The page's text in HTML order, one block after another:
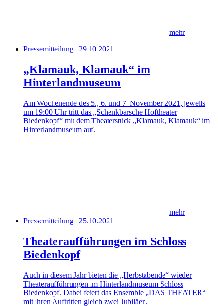
mehr
Pressemitteilung | 29.10.2021
„Klamauk, Klamauk“ im
Hinterlandmuseum
Am Wochenende des 5., 6. und 7. November 2021, jeweils
um 19:00 Uhr tritt das „Schenkbarsche Hoftheater
Biedenkopf“ mit dem Theaterstück „Klamauk, Klamauk“ im
Hinterlandmuseum auf.
mehr
Pressemitteilung | 25.10.2021
Theateraufführungen im Schloss
Biedenkopf
Auch in diesem Jahr bieten die „Herbstabende“ wieder
Theateraufführungen im Hinterlandmuseum Schloss
Biedenkopf. Dabei feiert das Ensemble „DAS THEATER“
mit ihren Auftritten gleich zwei Jubiläen.